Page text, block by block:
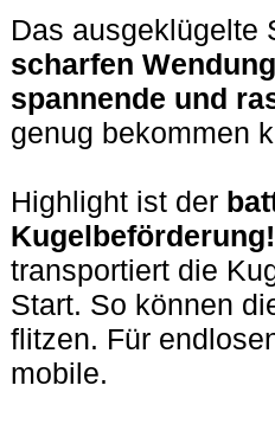
Das ausgeklügelte
scharfen
spannende und
genug bekommen
Highlight ist der
Kugelbeförderung!
transportiert die
Start. So können
flitzen. Für
mobile.